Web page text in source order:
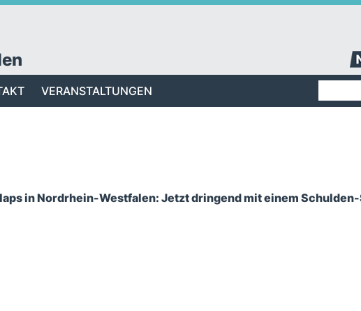
VERANSTALTUNGEN
in Nordrhein-Westfalen: Jetzt dringend mit einem